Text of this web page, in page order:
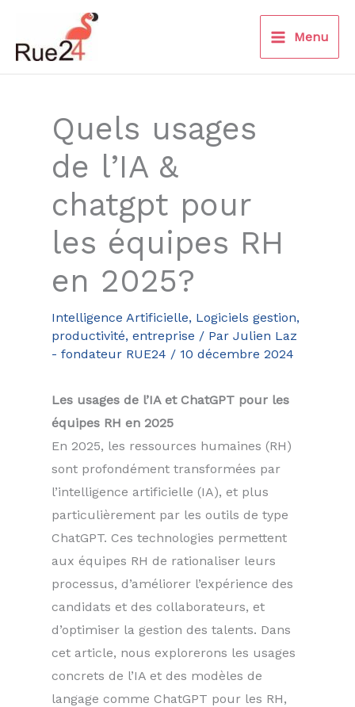
contenu
Menu
Quels usages
de l’IA &
chatgpt pour
les équipes RH
en 2025?
Intelligence Artificielle, Logiciels gestion,
productivité, entreprise / Par Julien Laz
- fondateur RUE24 / 10 décembre 2024
Les usages de l’IA et ChatGPT pour les
équipes RH en 2025
En 2025, les ressources humaines (RH)
sont profondément transformées par
l’intelligence artificielle (IA), et plus
particulièrement par les outils de type
ChatGPT. Ces technologies permettent
aux équipes RH de rationaliser leurs
processus, d’améliorer l’expérience des
candidats et des collaborateurs, et
d’optimiser la gestion des talents. Dans
cet article, nous explorerons les usages
concrets de l’IA et des modèles de
langage comme ChatGPT pour les RH,